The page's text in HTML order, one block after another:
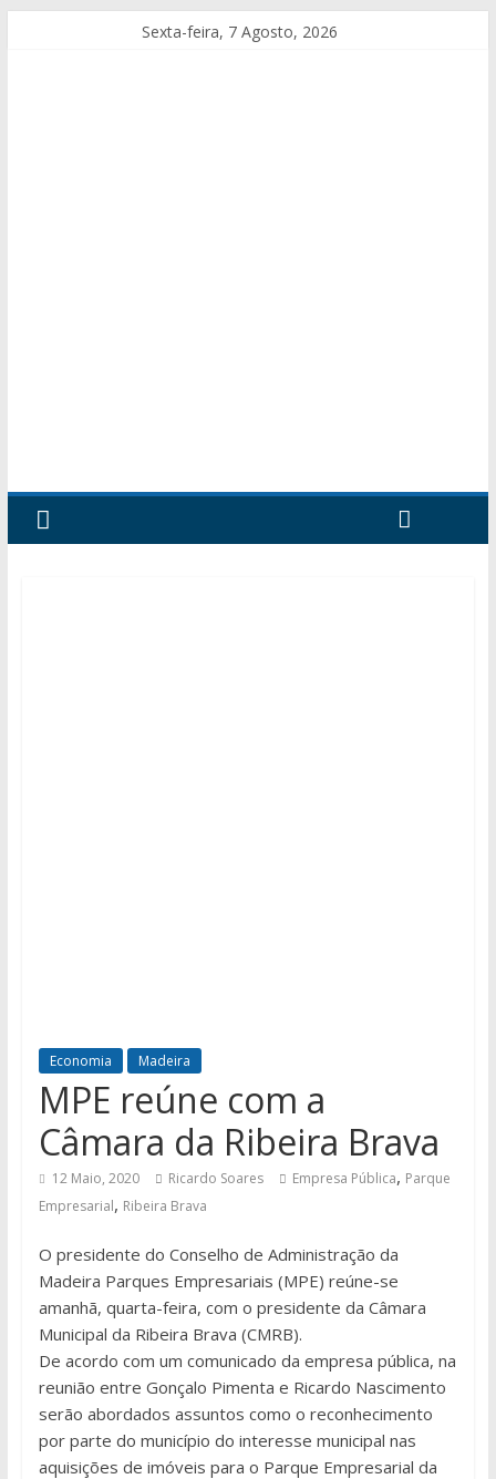
Sexta-feira, 7 Agosto, 2026
Economia Madeira
MPE reúne com a
Câmara da Ribeira Brava
12 Maio, 2020 Ricardo Soares Empresa Pública, Parque
Empresarial, Ribeira Brava
O presidente do Conselho de Administração da
Madeira Parques Empresariais (MPE) reúne-se
amanhã, quarta-feira, com o presidente da Câmara
Municipal da Ribeira Brava (CMRB).
De acordo com um comunicado da empresa pública, na
reunião entre Gonçalo Pimenta e Ricardo Nascimento
serão abordados assuntos como o reconhecimento
por parte do município do interesse municipal nas
aquisições de imóveis para o Parque Empresarial da